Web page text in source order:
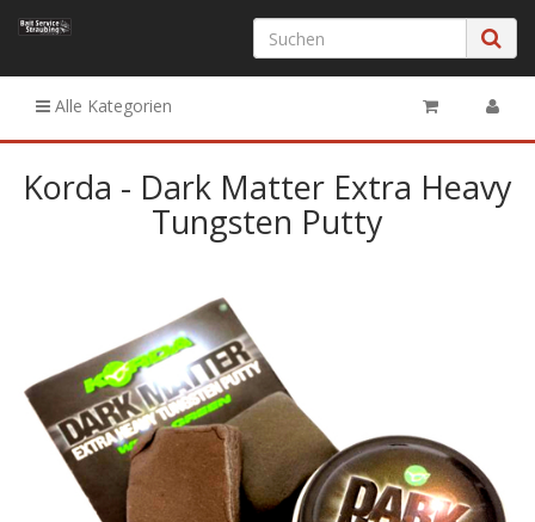
Alle Kategorien
Korda - Dark Matter Extra Heavy
Tungsten Putty